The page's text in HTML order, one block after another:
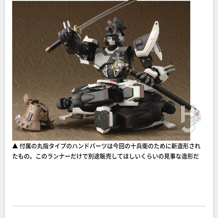
▲ 付属の丸指タイプのハンドパーツは今回の十兵衛のために新造形され
たもの。このランナーだけで別途販売してほしいくらいの見事な造形だ